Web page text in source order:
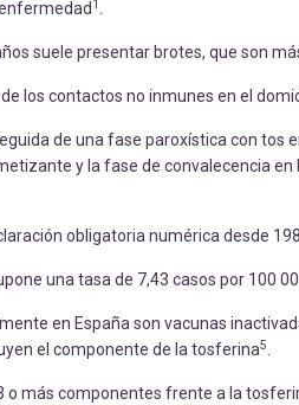
1
suele presentar brotes, que son
los contactos no inmunes en el
de una fase paroxística con tos
y la fase de convalecencia
obligatoria numérica desde
una tasa de 7,43 casos por 100
en España son vacunas
el componente de la tosferina5
o más componentes frente a la